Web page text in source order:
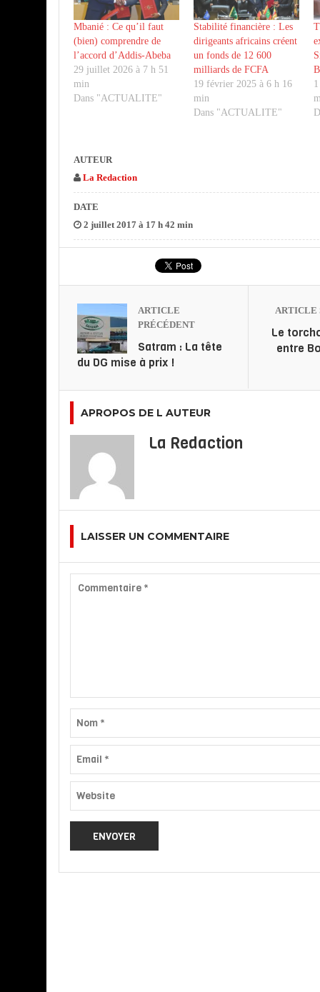
Mbanié : Ce qu’il faut
(bien) comprendre de
l’accord d’Addis-Abeba
29 juillet 2026 à 7 h 51
min
Dans "ACTUALITE"
Stabilité financière : Les
dirigeants africains créent
un fonds de 12 600
milliards de FCFA
19 février 2025 à 6 h 16
min
Dans "ACTUALITE"
AUTEUR
La Redaction
DATE
2 juillet 2017 à 17 h 42 min
ARTICLE
PRÉCÉDENT
Satram : La tête
du DG mise à prix !
ARTICLE
Le
entre
APROPOS DE L AUTEUR
La Redaction
LAISSER UN COMMENTAIRE